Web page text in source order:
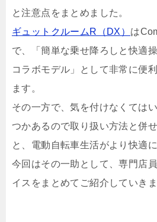
と注意点をまとめました。
ギュットクルームR（DX） は
で、「簡単な乗せ降ろしと快適
コラボモデル」として非常に便
ます。
その一方で、気を付けなくては
つかあるので取り扱い方法と併
と、電動自転車生活がより快適
今回はその一助として、専門店
イスをまとめてご紹介していきま